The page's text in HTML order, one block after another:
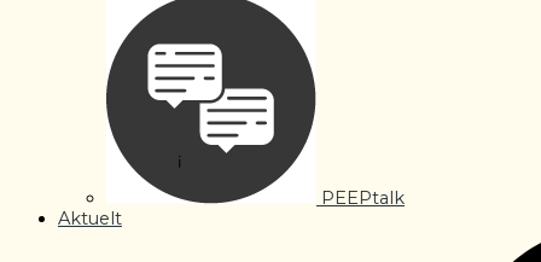
PEEPtalk
Aktuelt